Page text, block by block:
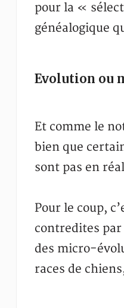
pour la «
généalogique
Evolution ou
Et comme le
bien que
sont pas en
Pour le coup,
contredites
des micro-
races de